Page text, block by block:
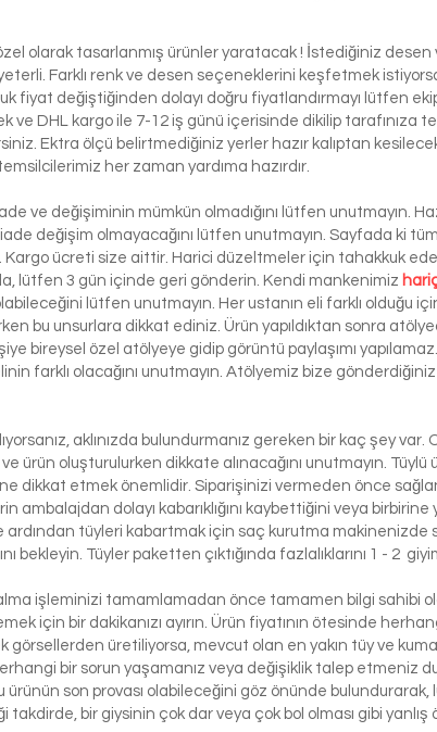
olarak tasarlanmış ürünler yaratacak ! İstediğiniz
Farklı renk ve desen seçeneklerini keşfetmek
fiyat değiştiğinden dolayı doğru fiyatlandırmayı lütfen
ve DHL kargo ile 7-12 iş günü içerisinde dikilip tarafınıza
Ektra ölçü belirtmediğiniz yerler hazır kalıptan
her zaman yardıma hazırdır.
ve değişiminin mümkün olmadığını lütfen unutmayın.
iade değişim olmayacağını lütfen unutmayın. Sayfada ki
Kargo ücreti size aittir. Harici düzeltmeler için tahakkuk
lütfen 3 gün içinde geri gönderin. Kendi mankenimiz
lütfen unutmayın. Her ustanın eli farklı olduğu
bu unsurlara dikkat ediniz. Ürün yapıldıktan sonra
bireysel özel atölyeye gidip görüntü paylaşımı
farklı olacağını unutmayın. Atölyemiz bize
aklınızda bulundurmanız gereken bir kaç şey
ürün oluşturulurken dikkate alınacağını unutmayın.
dikkat etmek önemlidir. Siparişinizi vermeden önce
ambalajdan dolayı kabarıklığını kaybettiğini veya
ardından tüyleri kabartmak için saç kurutma makinenizde
bekleyin. Tüyler paketten çıktığında fazlalıklarını 1 - 2
işleminizi tamamlamadan önce tamamen bilgi sahibi
için bir dakikanızı ayırın. Ürün fiyatının ötesinde
görsellerden üretiliyorsa, mevcut olan en yakın tüy ve
bir sorun yaşamanız veya değişiklik talep etmeniz
son provası olabileceğini göz önünde bulundurarak,
bir giysinin çok dar veya çok bol olması gibi